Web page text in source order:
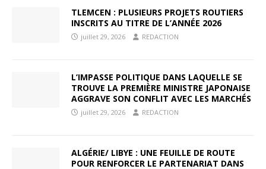
TLEMCEN : PLUSIEURS PROJETS ROUTIERS
INSCRITS AU TITRE DE L’ANNÉE 2026
juillet 29, 2026 REDACTION
L’IMPASSE POLITIQUE DANS LAQUELLE SE
TROUVE LA PREMIÈRE MINISTRE JAPONAISE
AGGRAVE SON CONFLIT AVEC LES MARCHÉS
juillet 29, 2026 REDACTION
ALGÉRIE/ LIBYE : UNE FEUILLE DE ROUTE
POUR RENFORCER LE PARTENARIAT DANS